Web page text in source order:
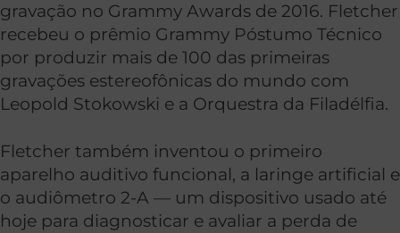
gravação no Grammy Awards de 2016. Fletcher
recebeu o prêmio Grammy Póstumo Técnico
por produzir mais de 100 das primeiras
gravações estereofônicas do mundo com
Leopold Stokowski e a Orquestra da Filadélfia.
Fletcher também inventou o primeiro
aparelho auditivo funcional, a laringe artificial e
o audiômetro 2-A — um dispositivo usado até
hoje para diagnosticar e avaliar a perda de